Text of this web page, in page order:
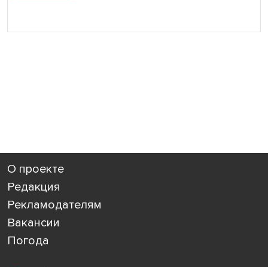
О проекте
Редакция
Рекламодателям
Вакансии
Погода